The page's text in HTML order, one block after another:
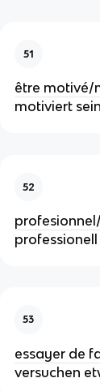
51
être motivé/
motiviert
52
professionell
53
essayer de
versuchen